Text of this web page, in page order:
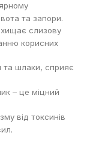
та запори.
слизову
корисних
та шлаки, сприяє
– це міцний
від токсинів